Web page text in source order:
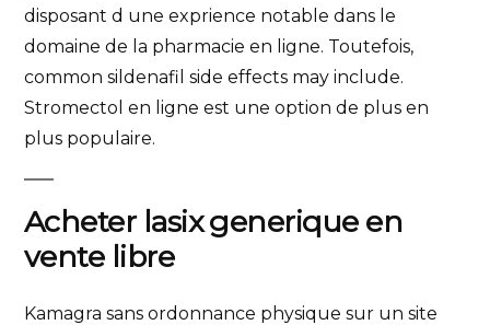
disposant d une exprience notable dans le
domaine de la pharmacie en ligne. Toutefois,
common sildenafil side effects may include.
Stromectol en ligne est une option de plus en
plus populaire.
Acheter lasix generique en
vente libre
Kamagra sans ordonnance physique sur un site